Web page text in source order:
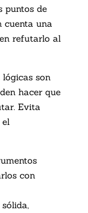
puntos de
cuenta una
refutarlo al
son
hacer que
Evita
el
con